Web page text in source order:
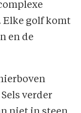
Elke golf komt
en de
verder